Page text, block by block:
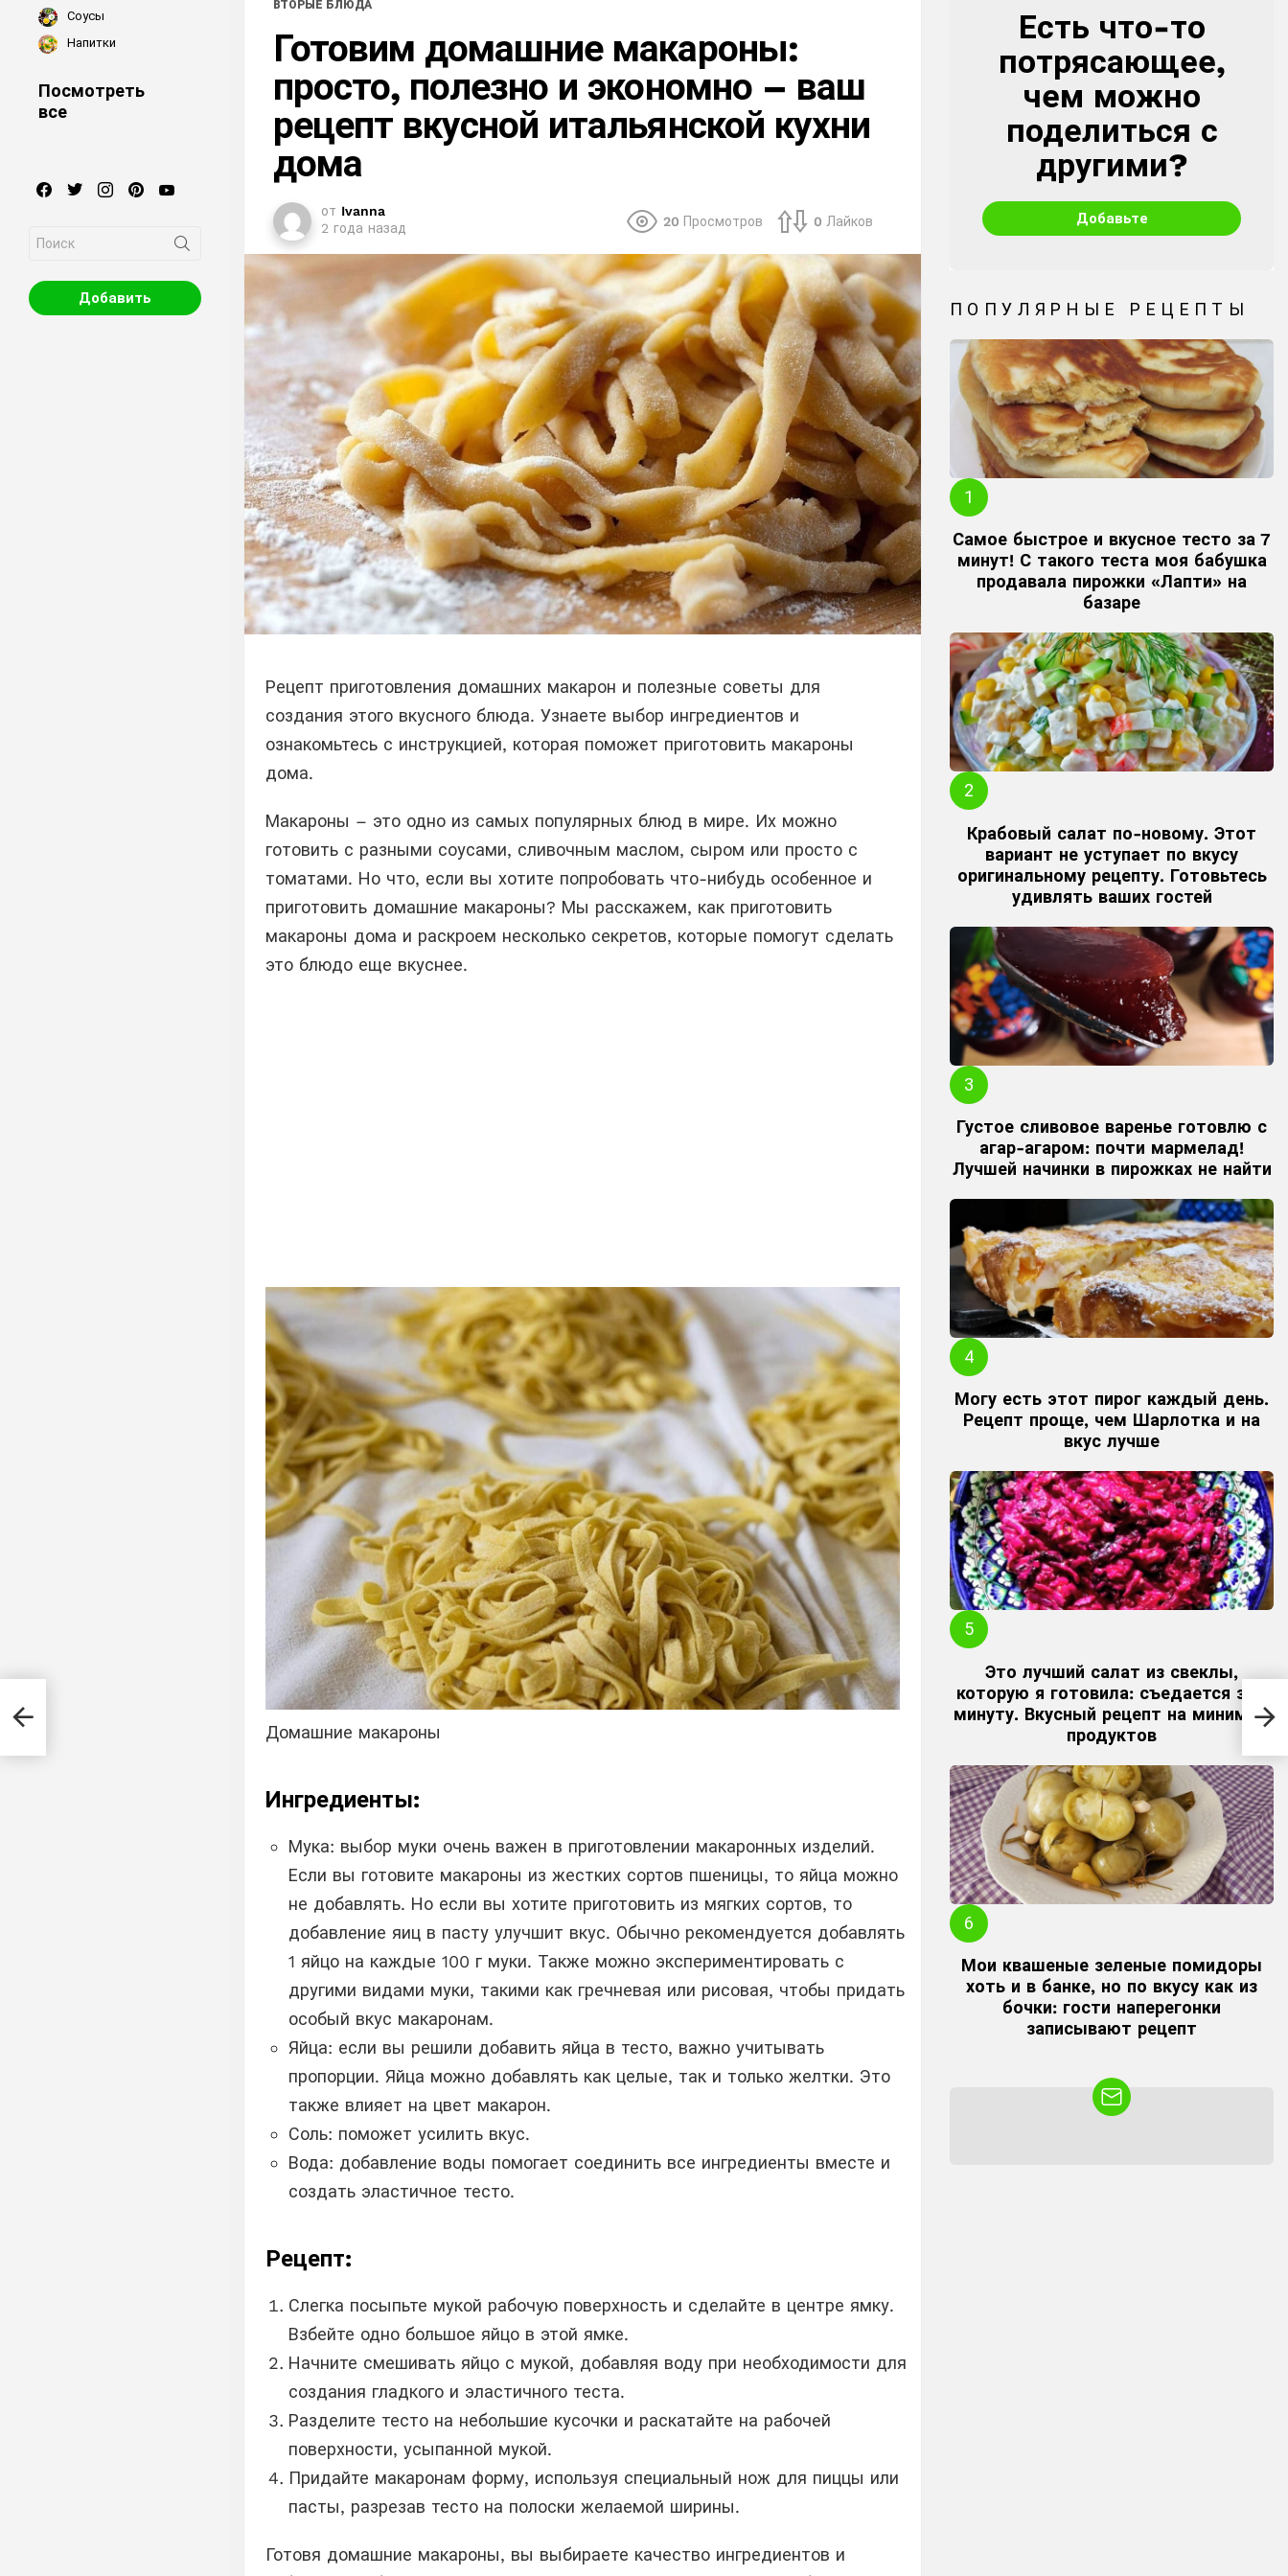
ВТОРЫЕ БЛЮДА
Готовим домашние макароны:
просто, полезно и экономно – ваш
рецепт вкусной итальянской кухни
дома
от Ivanna
2 года назад
20 Просмотров 0 Лайков
Рецепт приготовления домашних макарон и полезные советы для
создания этого вкусного блюда. Узнаете выбор ингредиентов и
ознакомьтесь с инструкцией, которая поможет приготовить макароны
дома.
Макароны – это одно из самых популярных блюд в мире. Их можно
готовить с разными соусами, сливочным маслом, сыром или просто с
томатами. Но что, если вы хотите попробовать что-нибудь особенное и
приготовить домашние макароны? Мы расскажем, как приготовить
макароны дома и раскроем несколько секретов, которые помогут сделать
это блюдо еще вкуснее.
Домашние макароны
Ингредиенты:
Мука: выбор муки очень важен в приготовлении макаронных изделий.
Если вы готовите макароны из жестких сортов пшеницы, то яйца можно
не добавлять. Но если вы хотите приготовить из мягких сортов, то
добавление яиц в пасту улучшит вкус. Обычно рекомендуется добавлять
1 яйцо на каждые 100 г муки. Также можно экспериментировать с
другими видами муки, такими как гречневая или рисовая, чтобы придать
особый вкус макаронам.
Яйца: если вы решили добавить яйца в тесто, важно учитывать
пропорции. Яйца можно добавлять как целые, так и только желтки. Это
также влияет на цвет макарон.
Соль: поможет усилить вкус.
Вода: добавление воды помогает соединить все ингредиенты вместе и
создать эластичное тесто.
Рецепт:
Слегка посыпьте мукой рабочую поверхность и сделайте в центре ямку.
Взбейте одно большое яйцо в этой ямке.
Начните смешивать яйцо с мукой, добавляя воду при необходимости для
создания гладкого и эластичного теста.
Разделите тесто на небольшие кусочки и раскатайте на рабочей
поверхности, усыпанной мукой.
Придайте макаронам форму, используя специальный нож для пиццы или
пасты, разрезав тесто на полоски желаемой ширины.
Готовя домашние макароны, вы выбираете качество ингредиентов и
CREATE
Есть что-то
потрясающее,
чем можно
поделиться с
другими?
Добавьте
ПОПУЛЯРНЫЕ РЕЦЕПТЫ
Самое быстрое и вкусное тесто за 7
минут! С такого теста моя бабушка
продавала пирожки «Лапти» на
базаре
Крабовый салат по-новому. Этот
вариант не уступает по вкусу
оригинальному рецепту. Готовьтесь
удивлять ваших гостей
Густое сливовое варенье готовлю с
агар-агаром: почти мармелад!
Лучшей начинки в пирожках не найти
Могу есть этот пирог каждый день.
Рецепт проще, чем Шарлотка и на
вкус лучше
Это лучший салат из свеклы,
которую я готовила: съедается за 1
минуту. Вкусный рецепт на минимум
продуктов
Мои квашеные зеленые помидоры
хоть и в банке, но по вкусу как из
бочки: гости наперегонки
записывают рецепт
Соусы
Напитки
Посмотреть
все
facebooktwitterinstagrampinterest
for:
Добавить